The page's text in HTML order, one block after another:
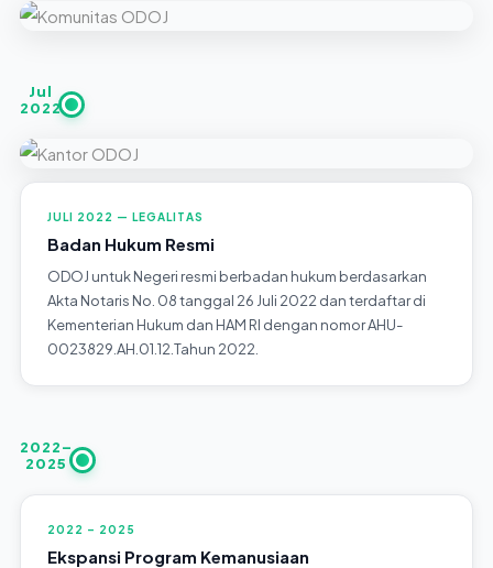
Jul
2022
JULI 2022 — LEGALITAS
Badan Hukum Resmi
ODOJ untuk Negeri resmi berbadan hukum berdasarkan
Akta Notaris No. 08 tanggal 26 Juli 2022 dan terdaftar di
Kementerian Hukum dan HAM RI dengan nomor AHU-
0023829.AH.01.12.Tahun 2022.
2022 – 2025
Ekspansi Program Kemanusiaan
2022–
2025